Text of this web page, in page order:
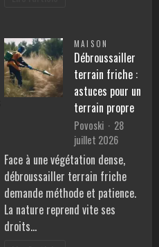
MAISON
Débroussailler
terrain friche :
astuces pour un
terrain propre
Povoski
28
juillet 2026
Face à une végétation dense,
débroussailler terrain friche
demande méthode et patience.
La nature reprend vite ses
droits…